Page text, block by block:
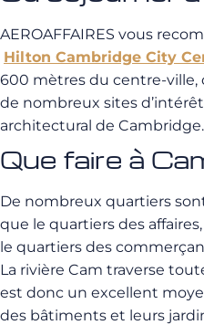
AEROAFFAIRES vous
Hilton Cambridge City
600 mètres du centre-ville,
de nombreux sites
architectural de Cambridge.
Que faire à
De nombreux quartiers
que le quartiers des
le quartiers des
La rivière Cam traverse
est donc un excellent
des bâtiments et leurs